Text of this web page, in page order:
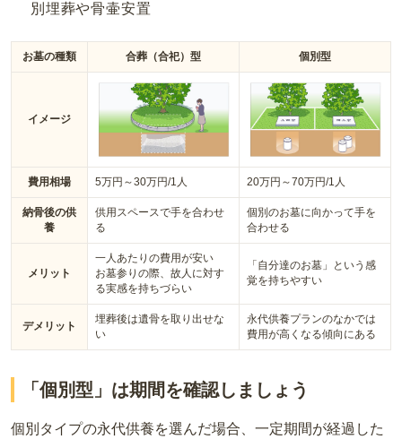
別埋葬や骨壷安置
お墓の種類 合葬（合祀）型 個別型
イメージ
費用相場 5万円～30万円/1人 20万円～70万円/1人
納骨後の供
養
供用スペースで手を合わせ
る
個別のお墓に向かって手を
合わせる
メリット
一人あたりの費用が安い
お墓参りの際、故人に対す
る実感を持ちづらい
「自分達のお墓」という感
覚を持ちやすい
デメリット
埋葬後は遺骨を取り出せな
い
永代供養プランのなかでは
費用が高くなる傾向にある
「個別型」は期間を確認しましょう
個別タイプの永代供養を選んだ場合、一定期間が経過した